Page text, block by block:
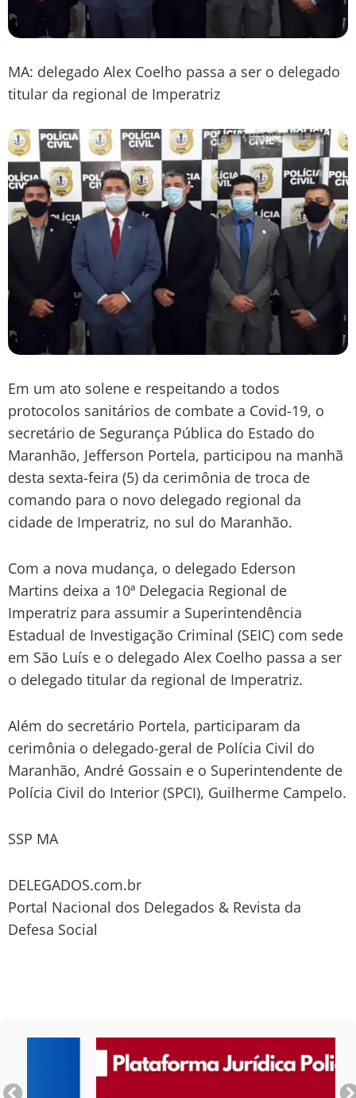
MA: delegado Alex Coelho passa a ser o delegado
titular da regional de Imperatriz
Em um ato solene e respeitando a todos
protocolos sanitários de combate a Covid-19, o
secretário de Segurança Pública do Estado do
Maranhão, Jefferson Portela, participou na manhã
desta sexta-feira (5) da cerimônia de troca de
comando para o novo delegado regional da
cidade de Imperatriz, no sul do Maranhão.
Com a nova mudança, o delegado Ederson
Martins deixa a 10ª Delegacia Regional de
Imperatriz para assumir a Superintendência
Estadual de Investigação Criminal (SEIC) com sede
em São Luís e o delegado Alex Coelho passa a ser
o delegado titular da regional de Imperatriz.
Além do secretário Portela, participaram da
cerimônia o delegado-geral de Polícia Civil do
Maranhão, André Gossain e o Superintendente de
Polícia Civil do Interior (SPCI), Guilherme Campelo.
SSP MA
DELEGADOS.com.br
Portal Nacional dos Delegados & Revista da
Defesa Social